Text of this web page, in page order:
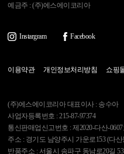
예금주 : (주)에스에이코리아
Instargram Facebook
이용약관 개인정보처리방침 쇼핑
(주)에스에이코리아 대표이사 : 송수아
사업자등록번호 : 215-87-97374
통신판매업신고번호 : 제2020-다산-
주소 : 경기도 남양주시 가운로153 (다산
반품주소 : 서울시 송파구 동남로20길